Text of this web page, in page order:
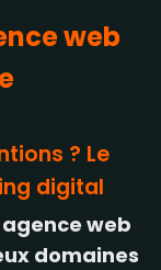
web
? Le
digital
agence web
domaines